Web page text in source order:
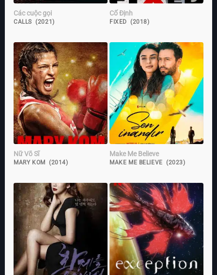
Các cuộc gọi
CALLS (2021)
Cố Định
FIXED (2018)
Nữ Võ Sĩ
MARY KOM (2014)
Make Me Believe
MAKE ME BELIEVE (2023)